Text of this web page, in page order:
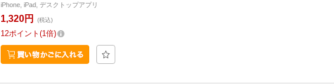
iPhone, iPad, デスクトップアプリ
1,320円 (税込)
12ポイント 1倍